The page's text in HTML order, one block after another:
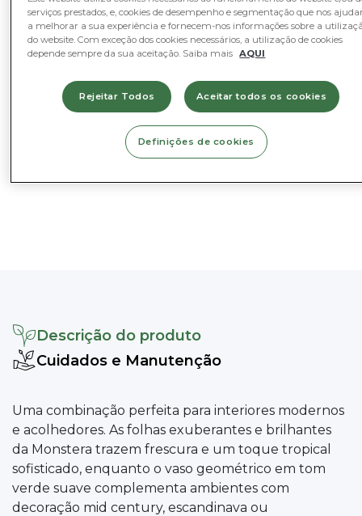
Quantidade
Quantidade
Monstera
- +
Descrição do produto
Cuidados e Manutenção
Uma combinação perfeita para interiores modernos
e acolhedores. As folhas exuberantes e brilhantes
da Monstera trazem frescura e um toque tropical
sofisticado, enquanto o vaso geométrico em tom
verde suave complementa ambientes com
decoração mid century, escandinava ou
serviços prestados, e, cookies de desempenho e segmentação que nos
a melhorar a sua experiência e fornecem-nos informações sobre a
do website. Com exceção dos cookies necessários, a utilização de cookies
depende sempre da sua aceitação. Saiba mais
AQUI
Rejeitar Todos Aceitar todos os cookies
Definições de cookies